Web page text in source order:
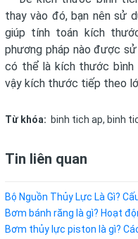
thay vào đó, bạn nên sử
giúp tính toán kích
phương pháp nào được
có thể là kích thước bình
vậy kích thước tiếp theo
Từ khóa: binh tich ap, binh
Tin liên quan
Bộ Nguồn Thủy Lực Là Gì?
Bơm bánh răng là gì? Hoạt
Bơm thủy lực piston là gì?